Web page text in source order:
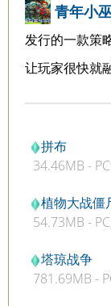
青年小
发行的一款策
让玩家很快就
拼布
34.46MB -
植物大战僵
54.73MB -
塔琼战争
781.69MB -